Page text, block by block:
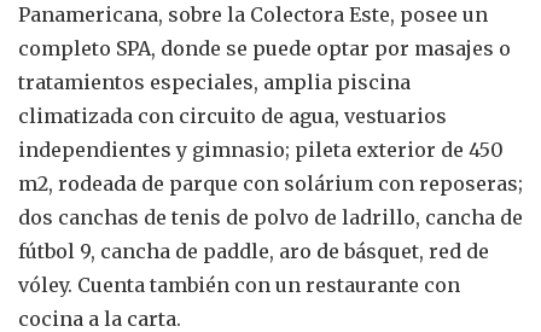
Panamericana, sobre la Colectora Este, posee un
completo SPA, donde se puede optar por masajes o
tratamientos especiales, amplia piscina
climatizada con circuito de agua, vestuarios
independientes y gimnasio; pileta exterior de 450
m2, rodeada de parque con solárium con reposeras;
dos canchas de tenis de polvo de ladrillo, cancha de
fútbol 9, cancha de paddle, aro de básquet, red de
vóley. Cuenta también con un restaurante con
cocina a la carta.